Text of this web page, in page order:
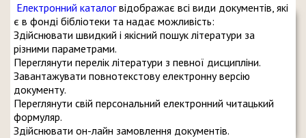
Електронний каталогвідображає всі види документів, які
є в фонді бібліотеки та надає можливість:
Здійснювати швидкий і якісний пошук літератури за
різними параметрами.
Переглянути перелік літератури з певної дисципліни.
Завантажувати повнотекстову електронну версію
документу.
Переглянути свій персональний електронний читацький
формуляр.
Здійснювати он-лайн замовлення документів.